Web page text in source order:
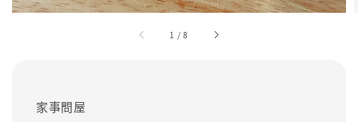
1 /8
家事問屋